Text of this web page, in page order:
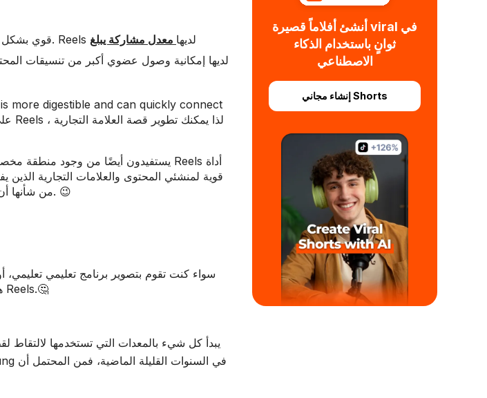
إنستغرام Reels قوي بشكل خاص في تعزيز مشاركة الجمهور لأن خوارزمية إنستغرام تفضلها بشدة. Reels لديها معدل مشاركة يبلغ
قوية لمنشئي المحتوى والعلامات التجارية الذين
كيفية إنشاء هاشتاجات جذابة للغاية على إنستجرام Reels من شأنها أن تبقي المشاهدين متعلقين بها. 😉
سواء كنت تقوم بتصوير برنامج تعليمي تعليمي،
هناك العديد من الأشياء التي تحتاج إلى معرفتها لتصوير فيديو عالي الجودة على إنستغرام Reels.🤔
يبدأ كل شيء بالمعدات التي تستخدمها
أنشئ أفلاماً قصيرة viral في
ثوانٍ باستخدام الذكاء
الاصطناعي
إنشاء مجاني Shorts